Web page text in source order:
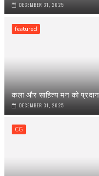
DECEMBER 31, 2025
featured
कला और साहित्य मन को
DECEMBER 31, 2025
CG